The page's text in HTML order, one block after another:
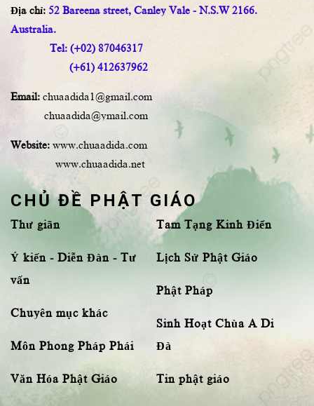
Địa chỉ: 52 Bareena street, Canley Vale - N.S.W 2166.
Australia.
Tel: (+02) 87046317
(+61) 412637962
Email: chuaadida1@gmail.com
chuaadida@ymail.com
Website: www.chuaadida.com
www.chuaadida.net
CHỦ ĐỀ PHẬT GIÁO
Thư giãn
Ý kiến - Diễn Đàn - Tư
vấn
Chuyên mục khác
Môn Phong Pháp Phái
Văn Hóa Phật Giáo
Tam Tạng Kinh Điển
Lịch Sử Phật Giáo
Phật Pháp
Sinh Hoạt Chùa A Di
Đà
Tin phật giáo